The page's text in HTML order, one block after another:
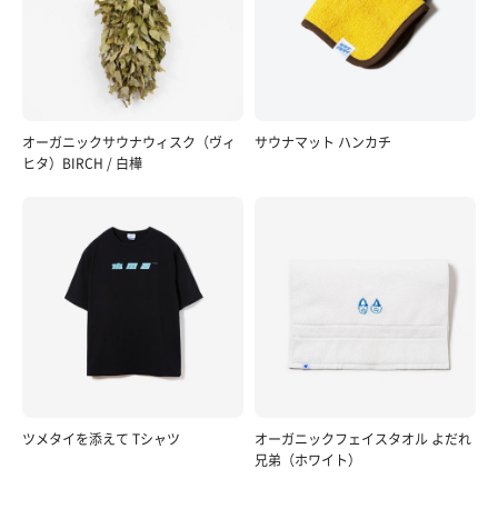
オーガニックサウナウィスク（ヴィ
ヒタ）BIRCH / 白樺
サウナマット ハンカチ
ツメタイを添えて Tシャツ
オーガニックフェイスタオル よだれ
兄弟（ホワイト）